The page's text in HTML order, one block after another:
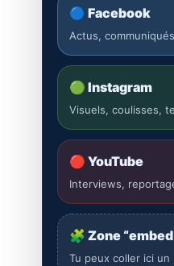
🔵 Facebook
Actus,
🟢 Instagram
Visuels, coulisses,
🔴 YouTube
Interviews,
🧩 Zone
Tu peux coller ici un